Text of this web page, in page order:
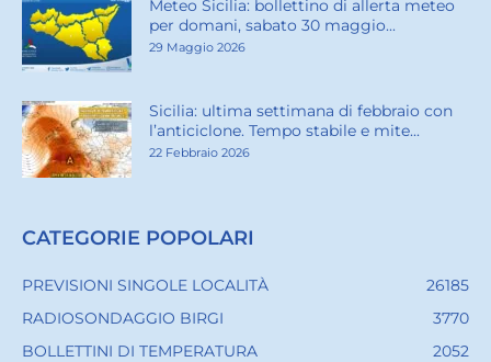
Meteo Sicilia: bollettino di allerta meteo
per domani, sabato 30 maggio...
29 Maggio 2026
Sicilia: ultima settimana di febbraio con
l’anticiclone. Tempo stabile e mite...
22 Febbraio 2026
CATEGORIE POPOLARI
PREVISIONI SINGOLE LOCALITÀ
26185
RADIOSONDAGGIO BIRGI
3770
BOLLETTINI DI TEMPERATURA
2052